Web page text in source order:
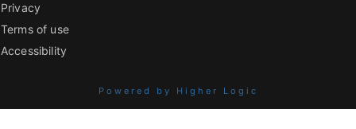
Privacy
Terms of use
Accessibility
Powered by Higher Logic